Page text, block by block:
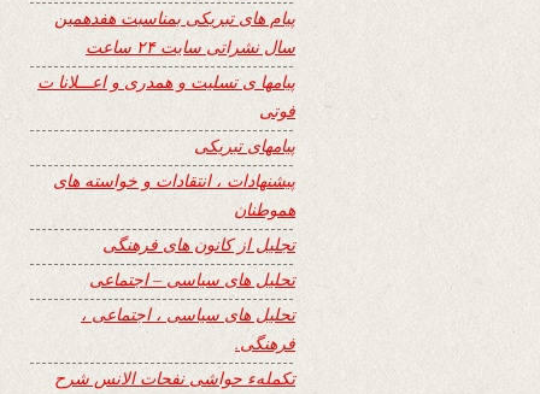
پیام های تبریکی بمناسبت هفدهمین
سال نشراتی سایت ۲۴ ساعت
پیامها ی تسلیت و همدری و اعـــلانا ت
فوتی
پیامهای تبریکی
پیشنهادات ، انتقادات و خواسته های
هموطنان
تجلیل از کانون های فرهنگی
تحلیل های سیاسی – اجتماعی
تحلیل های سیاسی ، اجتماعی ،
فرهنگی.
تکملهء حواشی نفحات الانس شرح